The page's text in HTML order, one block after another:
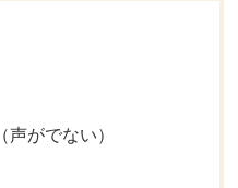
がでない）